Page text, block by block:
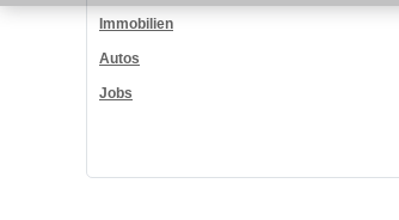
Immobilien
Autos
Jobs